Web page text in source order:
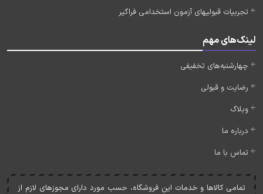
تجربیات قبولیهای آزمون استخدامی فراگیر
لینک‌های مهم
چهارشنبه‌های تخفیفی
رضایت و قبولی
وبلاگ
درباره ما
تماس با ما
تمامی کالاها و خدمات اين فروشگاه، حسب مورد دارای مجوزهای لازم از